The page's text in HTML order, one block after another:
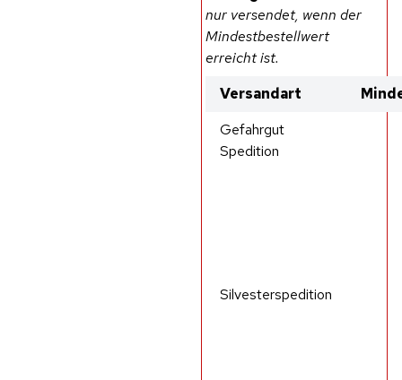
nur versendet, wenn der
Mindestbestellwert
erreicht ist.
Versandart
Gefahrgut
Spedition
Silvesterspedition